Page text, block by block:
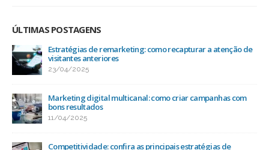
ÚLTIMAS POSTAGENS
Estratégias de remarketing: como recapturar a atenção de
visitantes anteriores
23/04/2025
Marketing digital multicanal: como criar campanhas com
bons resultados
11/04/2025
Competitividade: confira as principais estratégias de